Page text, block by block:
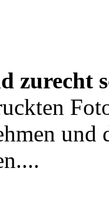
zurecht
und